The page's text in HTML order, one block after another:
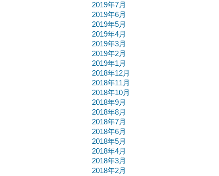
2019年7月
2019年6月
2019年5月
2019年4月
2019年3月
2019年2月
2019年1月
2018年12月
2018年11月
2018年10月
2018年9月
2018年8月
2018年7月
2018年6月
2018年5月
2018年4月
2018年3月
2018年2月